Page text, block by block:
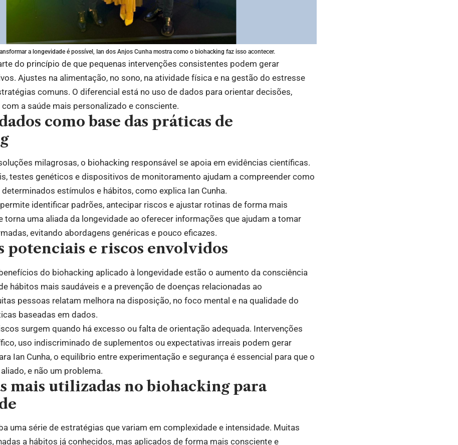
a longevidade é possível, Ian dos Anjos Cunha mostra como o biohacking faz isso acontecer.
do princípio de que pequenas intervenções consistentes podem gerar
Ajustes na alimentação, no sono, na atividade física e na gestão do estresse
comuns. O diferencial está no uso de dados para orientar decisões,
a saúde mais personalizado e consciente.
como base das práticas de
milagrosas, o biohacking responsável se apoia em evidências científicas.
testes genéticos e dispositivos de monitoramento ajudam a compreender como
estímulos e hábitos, como explica Ian Cunha.
identificar padrões, antecipar riscos e ajustar rotinas de forma mais
torna uma aliada da longevidade ao oferecer informações que ajudam a tomar
evitando abordagens genéricas e pouco eficazes.
potenciais e riscos envolvidos
do biohacking aplicado à longevidade estão o aumento da consciência
hábitos mais saudáveis e a prevenção de doenças relacionadas ao
pessoas relatam melhora na disposição, no foco mental e na qualidade do
baseadas em dados.
surgem quando há excesso ou falta de orientação adequada. Intervenções
uso indiscriminado de suplementos ou expectativas irreais podem gerar
Ian Cunha, o equilíbrio entre experimentação e segurança é essencial para que o
e não um problema.
mais utilizadas no biohacking para
uma série de estratégias que variam em complexidade e intensidade. Muitas
a hábitos já conhecidos, mas aplicados de forma mais consciente e